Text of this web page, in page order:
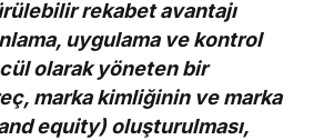
rekabet avantajı
uygulama ve kontrol
olarak yöneten bir
marka kimliğinin ve marka
equity) oluşturulması,